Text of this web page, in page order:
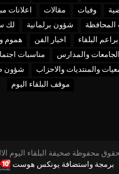
وفيات مقالات اعلانات
شؤون برلمانية لك
براعم البلقاء اخبار الفن هموم و
الجامعات والمدارس
مناسبات
والمنتديات والاحزاب
شؤون
موقف البلقاء اليوم
محفوظة صحيفة البلقاء اليوم
برمجة واستضافة يونكس هوست